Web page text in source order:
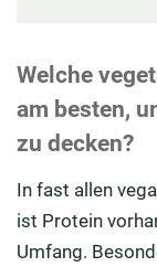
Welche
am besten,
zu decken?
In fast allen
ist Protein
Umfang.